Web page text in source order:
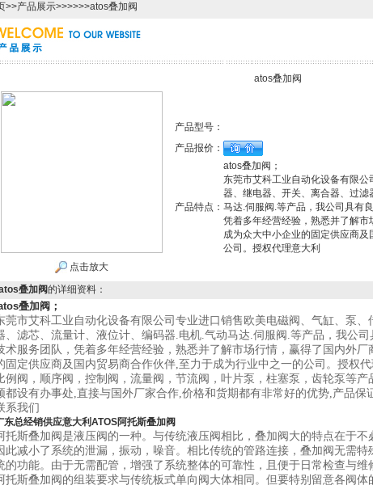
>>产品展示>>>>>>atos叠加阀
atos叠加阀
点击放大
产品型号：
产品报价：
产品特点：
atos叠加阀；
东莞市艾科工业自动化设备有限
器、继电器、开关、离合器、过
马达.伺服阀.等产品，我公司具有
凭着多年经营经验，熟悉并了解
成为众大中小企业的固定供应商
公司。授权代理意大利
叠加阀的详细资料：
叠加阀；
莞市艾科工业自动化设备有限公司专业进口销售欧美电磁阀、气缸、泵
、滤芯、流量计、液位计、编码器.电机.气动马达.伺服阀.等产品，我公
术服务团队，凭着多年经营经验，熟悉并了解市场行情，赢得了国内外
固定供应商及国内贸易商合作伙伴,至力于成为行业中之一的公司。授权代
例阀，顺序阀，控制阀，流量阀，节流阀，叶片泵，柱塞泵，齿轮泵等
都设有办事处,直接与国外厂家合作,价格和货期都有非常好的优势,产品
系我们
东总经销供应意大利ATOS阿托斯叠加阀
托斯叠加阀是液压阀的一种。与传统液压阀相比，叠加阀大的特点在于不
此减小了系统的泄漏，振动，噪音。相比传统的管路连接，叠加阀无需
的功能。由于无需配管，增强了系统整体的可靠性，且便于日常检查与维
托斯叠加阀的组装要求与传统板式单向阀大体相同。但要特别留意各阀